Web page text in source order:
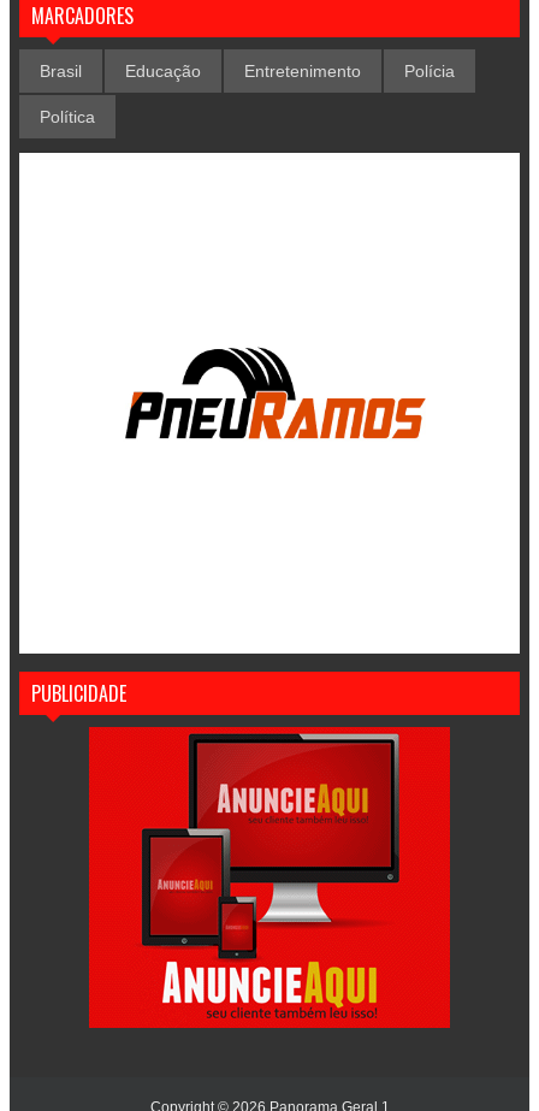
MARCADORES
Brasil Educação Entretenimento Polícia
Política
PUBLICIDADE